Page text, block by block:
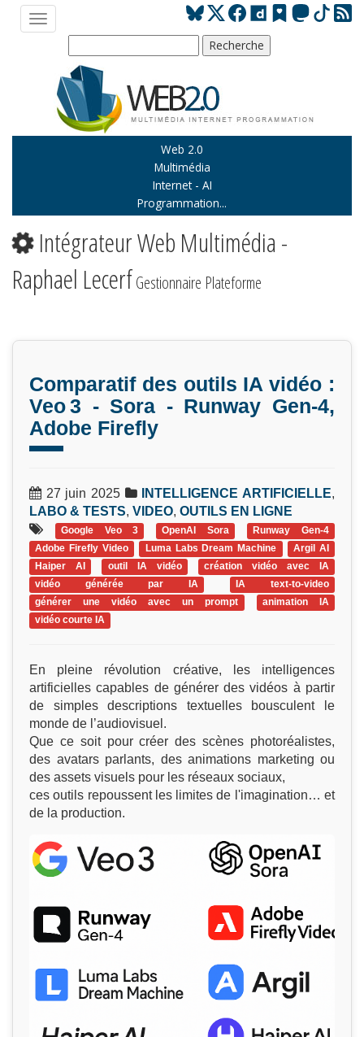
Web 2.0
Multimédia
Internet - AI
Programmation...
Intégrateur Web Multimédia -
Raphael LecerfGestionnaire Plateforme
Comparatif des outils IA vidéo :
Veo 3 - Sora - Runway Gen‑4,
Adobe Firefly
27 juin 2025 INTELLIGENCE ARTIFICIELLE,
LABO & TESTS, VIDEO, OUTILS EN LIGNE
Google Veo 3 OpenAI Sora
Runway Gen‑4
Adobe Firefly Video
Luma Labs Dream Machine
Argil AI
Haiper AI
outil IA vidéo
création vidéo avec IA
vidéo générée par IA
IA text-to-video
générer une vidéo avec un prompt
animation IA
vidéo courte IA
En pleine révolution créative, les intelligences
artificielles capables de générer des vidéos à partir
de simples descriptions textuelles bousculent le
monde de l’audiovisuel.
Que ce soit pour créer des scènes photoréalistes,
des avatars parlants, des animations marketing ou
des assets visuels pour les réseaux sociaux,
ces outils repoussent les limites de l'imagination… et
de la production.